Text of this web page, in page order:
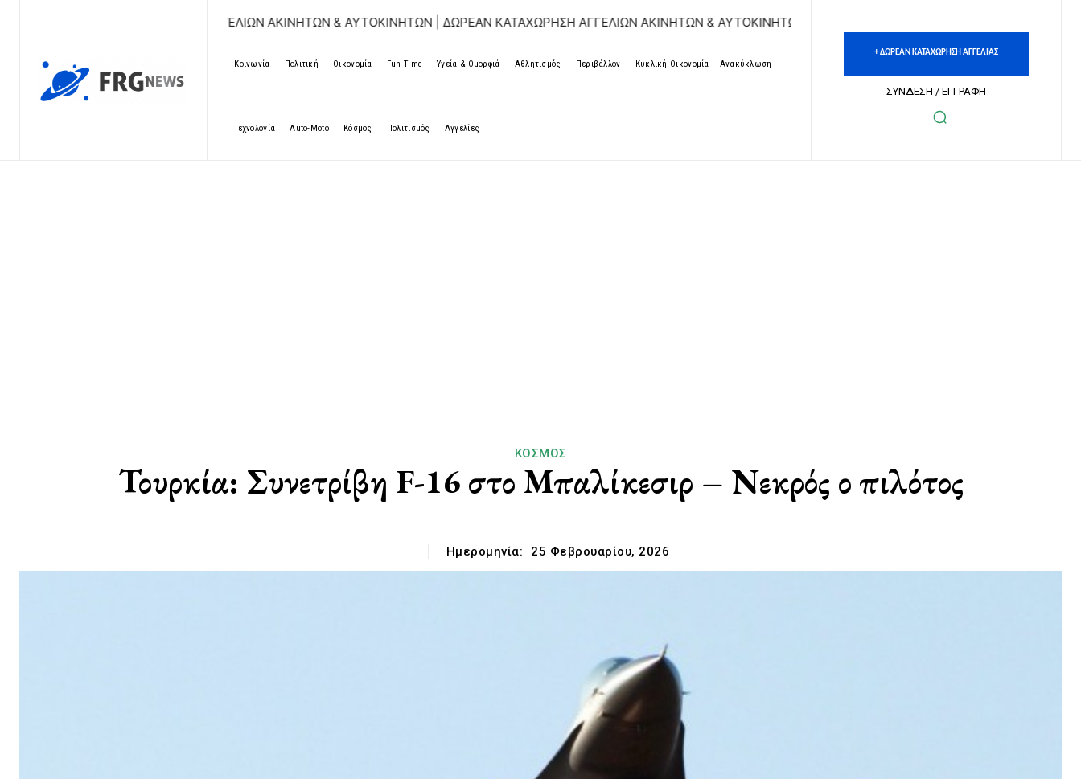
ΔΩΡΕΑΝ ΚΑΤΑΧΩΡΗΣΗ ΑΓΓΕΛΙΩΝ ΑΚΙΝΗΤΩΝ & ΑΥΤΟΚΙΝΗΤΩΝ | ΔΩΡΕΑΝ ΚΑΤΑΧΩΡΗΣΗ ΑΓΓΕΛΙΩΝ ΑΚΙΝΗΤΩΝ & ΑΥΤΟΚΙΝΗΤΩΝ | ΔΩΡΕΑΝ ΚΑΤΑΧΩΡΗΣΗ ΑΓΓΕΛΙΩΝ ΑΚΙΝΗΤΩΝ &
Κοινωνία Πολιτική Οικονομία Fun Time Υγεία & Ομορφιά Αθλητισμός Περιβάλλον Κυκλική Οικονομία – Ανακύκλωση
Τεχνολογία Auto-Moto Κόσμος Πολιτισμός Αγγελίες
+ ΔΩΡΕΑΝ ΚΑΤΑΧΩΡΗΣΗ ΑΓΓΕΛΙΑΣ
ΣΥΝΔΕΣΗ / ΕΓΓΡΑΦΗ
ΚΌΣΜΟΣ
Τουρκία: Συνετρίβη F-16 στο Μπαλίκεσιρ – Νεκρός ο πιλότος
Ημερομηνία: 25 Φεβρουαρίου, 2026